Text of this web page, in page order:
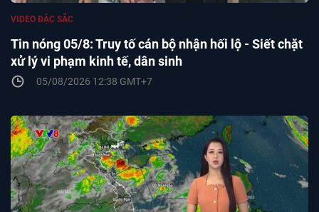
Tin nóng 05/8: Truy tố cán bộ nhận hối lộ - Siết chặt
xử lý vi phạm kinh tế, dân sinh
VIDEO ĐẶC SẮC
05/08/2026 12:38 GMT+7